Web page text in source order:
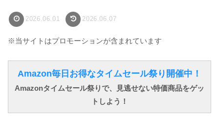
2026.06.01 2026.06.07
※当サイトはプロモーションが含まれています
Amazon毎日お得なタイムセール祭り開催中！
Amazonタイムセール祭りで、見逃せない特価商品をゲッ
トしよう！